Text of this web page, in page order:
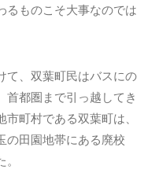
るものこそ大事なのでは
て、双葉町民はバスにの
首都圏まで引っ越してき
町村である双葉町は、
の田園地帯にある廃校